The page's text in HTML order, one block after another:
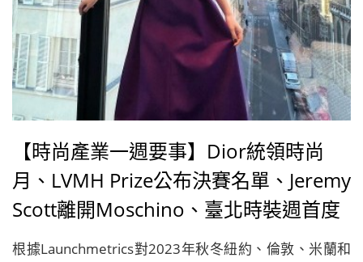
【時尚產業一週要事】Dior統領時尚
月、LVMH Prize公布決賽名單、Jeremy
Scott離開Moschino、臺北時裝週首度
移師臺南
根據Launchmetrics對2023年秋冬紐約、倫敦、米蘭和